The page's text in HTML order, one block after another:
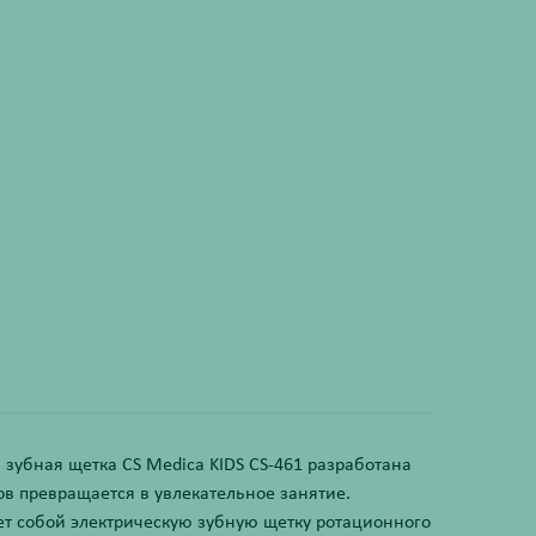
щетка CS Medica KIDS CS-461 разработана
превращается в увлекательное занятие.
собой электрическую зубную щетку ротационного